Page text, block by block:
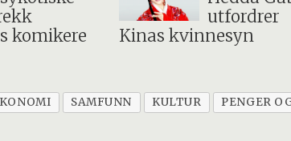
komikere
utfordrer
Kinas kvinnesyn
SAMFUNN KULTUR PENGER